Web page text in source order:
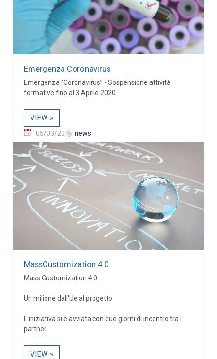
Emergenza Coronavirus
Emergenza “Coronavirus” - Sospensione attività
formative fino al 3 Aprile 2020
VIEW »
05/03/20 news
MassCustomization 4.0
Mass Customization 4.0
Un milione dall'Ue al progetto
L'iniziativa si è avviata con due giorni di incontro tra i
partner
VIEW »